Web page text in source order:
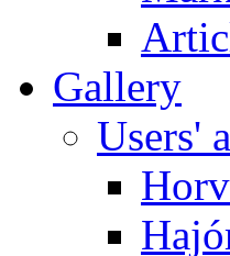
Gallery
Users'